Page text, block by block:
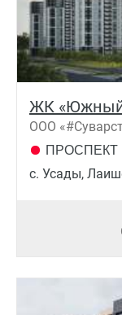
ЖК «Южный
ООО
ПРОСПЕКТ
с. Усады,